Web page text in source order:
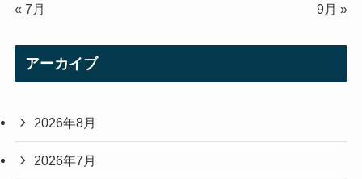
« 7月 9月 »
アーカイブ
2026年8月
2026年7月